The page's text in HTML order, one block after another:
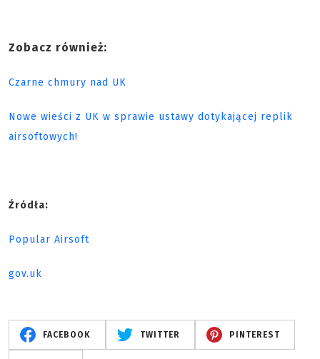
Zobacz również:
Czarne chmury nad UK
Nowe wieści z UK w sprawie ustawy dotykającej replik
airsoftowych!
Źródła:
Popular Airsoft
gov.uk
FACEBOOK TWITTER PINTEREST